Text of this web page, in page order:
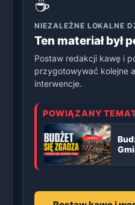
☕
NIEZALEŻNE LOKALNE
Ten materiał był
Postaw redakcji kawę i
przygotowywać kolejne
interwencje.
POWIĄZANY